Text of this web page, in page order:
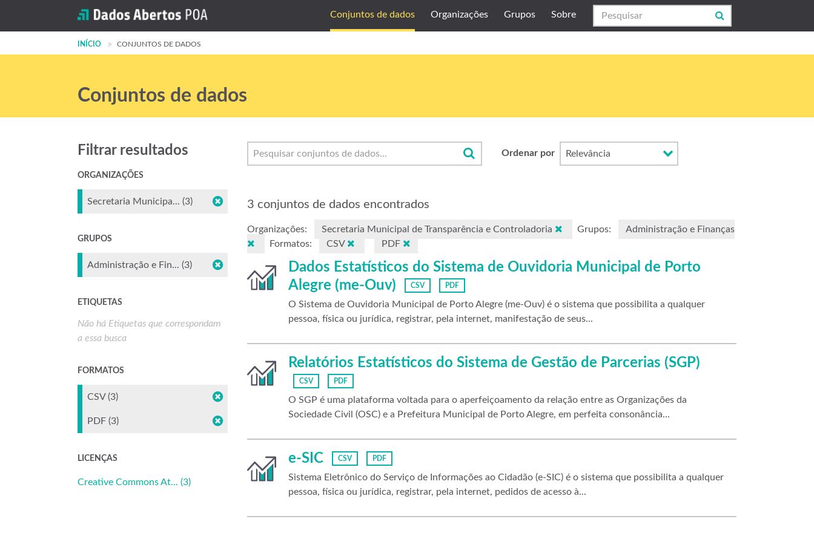
Conjuntos de dados Organizações Grupos Sobre
INÍCIO CONJUNTOS DE DADOS
Conjuntos de dados
Ordenar por
3 conjuntos de dados encontrados
Organizações: Secretaria Municipal de Transparência e Controladoria Grupos:
Administração e Finanças
Formatos:
CSV PDF
Dados Estatísticos do Sistema de Ouvidoria Municipal de Porto
Alegre (me-Ouv)
CSV PDF
O Sistema de Ouvidoria Municipal de Porto Alegre (me-Ouv) é o sistema que possibilita a qualquer
pessoa, física ou jurídica, registrar, pela internet, manifestação de seus...
Relatórios Estatísticos do Sistema de Gestão de Parcerias (SGP)
CSV PDF
O SGP é uma plataforma voltada para o aperfeiçoamento da relação entre as Organizações da
Sociedade Civil (OSC) e a Prefeitura Municipal de Porto Alegre, em perfeita consonância...
e-SIC CSV PDF
Sistema Eletrônico do Serviço de Informações ao Cidadão (e-SIC) é o sistema que possibilita a qualquer
pessoa, física ou jurídica, registrar, pela internet, pedidos de acesso à...
Filtrar resultados
ORGANIZAÇÕES
Secretaria Municipa... (3)
GRUPOS
Administração e Fin... (3)
ETIQUETAS
Não há Etiquetas que correspondam
a essa busca
FORMATOS
CSV (3)
PDF (3)
LICENÇAS
Creative Commons At... (3)